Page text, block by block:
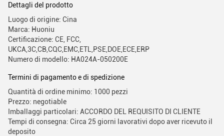
Dettagli del prodotto
Luogo di origine: Cina
Marca: Huoniu
Certificazione: CE, FCC,
UKCA,3C,CB,CQC,EMC,ETL,PSE,DOE,ECE,ERP
Numero di modello: HA024A-050200E
Termini di pagamento e di spedizione
Quantità di ordine minimo: 1000 pezzi
Prezzo: negotiable
Imballaggi particolari: ACCORDO DEL REQUISITO DI CLIENTE
Tempi di consegna: Circa 25 giorni lavorativi dopo aver ricevuto il
deposito